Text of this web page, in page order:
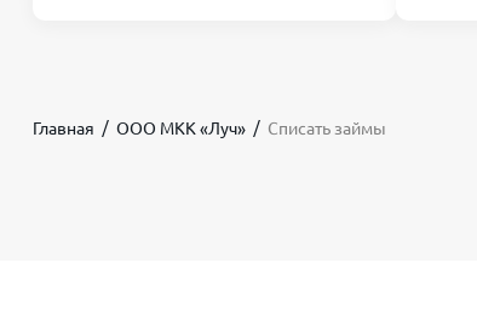
Главная ООО МКК «Луч» Списать займы